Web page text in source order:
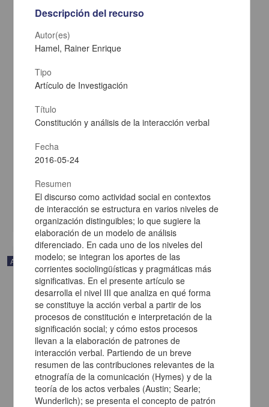
¿Quetzalcóatl en Amatlán (Morelos)?
Dubernard Chaveau, Juan - Instituto de Investigaciones Históricas,
2022-10-21
Artes y Humanidades
Artículo
Descripción del recurso
Autor(es)
Hamel, Rainer Enrique
Tipo
Artículo de Investigación
Título
Constitución y análisis de la interacción verbal
Fecha
2016-05-24
Resumen
El discurso como actividad social en contextos
de interacción se estructura en varios niveles de
organización distinguibles; lo que sugiere la
elaboración de un modelo de análisis
diferenciado. En cada uno de los niveles del
modelo; se integran los aportes de las
corrientes sociolingüísticas y pragmáticas más
significativas. En el presente artículo se
desarrolla el nivel III que analiza en qué forma
se constituye la acción verbal a partir de los
procesos de constitución e interpretación de la
significación social; y cómo estos procesos
llevan a la elaboración de patrones de
interacción verbal. Partiendo de un breve
resumen de las contribuciones relevantes de la
etnografía de la comunicación (Hymes) y de la
teoría de los actos verbales (Austin; Searle;
Wunderlich); se presenta el concepto de patrón